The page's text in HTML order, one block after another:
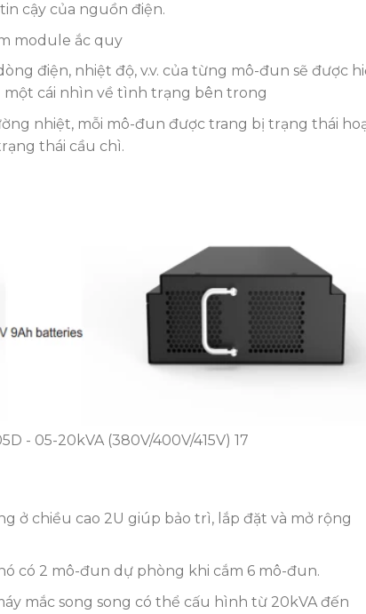
cậy của nguồn điện.
module ắc quy
điện, nhiệt độ, v.v. của từng mô-đun sẽ được
cái nhìn về tình trạng bên trong
nhiệt, mỗi mô-đun được trang bị trạng thái
thái cầu chì.
- 05-20kVA (380V/400V/415V) 17
ở chiều cao 2U giúp bảo trì, lắp đặt và mở rộng
có 2 mô-đun dự phòng khi cắm 6 mô-đun.
mắc song song có thể cấu hình từ 20kVA đến